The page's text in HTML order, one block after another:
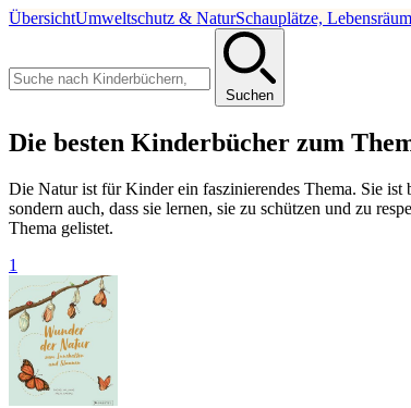
ÜbersichtUmweltschutz & NaturSchauplätze,
Suchen
Die besten Kinderbücher zum
Die Natur ist für Kinder ein faszinierendes Thema. Sie
sondern auch, dass sie lernen, sie zu schützen und zu
Thema gelistet.
1